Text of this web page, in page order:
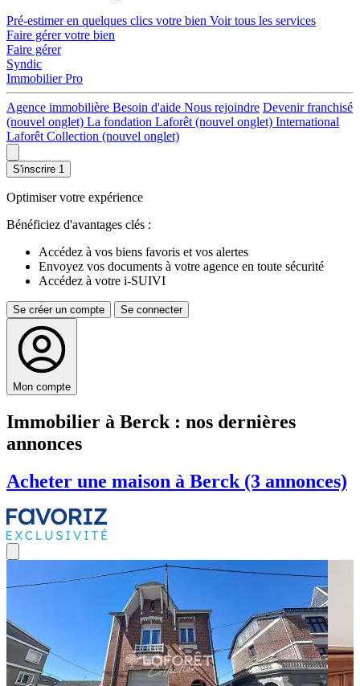
Pré-estimer en quelques clics votre bien Voir tous les services
Faire gérer votre bien
Faire gérer
Syndic
Immobilier Pro
Agence immobilière Besoin d'aide Nous rejoindre Devenir franchisé
(nouvel onglet) La fondation Laforêt (nouvel onglet) International
Laforêt Collection (nouvel onglet)
S'inscrire 1
Optimiser votre expérience
Bénéficiez d'avantages clés :
Accédez à vos biens favoris et vos alertes
Envoyez vos documents à votre agence en toute sécurité
Accédez à votre i-SUIVI
Se créer un compte Se connecter
Mon compte
Immobilier à Berck : nos dernières
annonces
Acheter une maison à Berck (3 annonces)